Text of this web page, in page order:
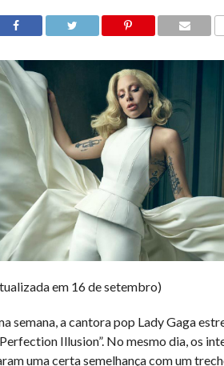
em 16 de setembro)
semana, a cantora pop Lady Gaga
Illusion”. No mesmo dia, os
uma certa semelhança com um